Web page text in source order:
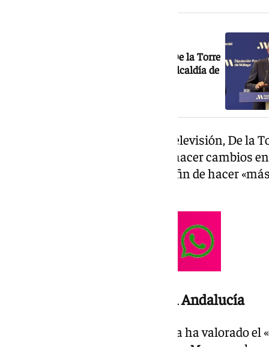
Comienza la cuenta atrás para que De la Torre
decida si volverá a presentarse a la Alcaldía de
En declaraciones a Canal Sur Televisión, De la
empezado a «prepararse» para hacer cambios
principio de ser «más eficaz»- a fin de hacer
Acuerdo entre Vox y el PP en Andalucía
Igualmente, el alcalde de Málaga ha valorado